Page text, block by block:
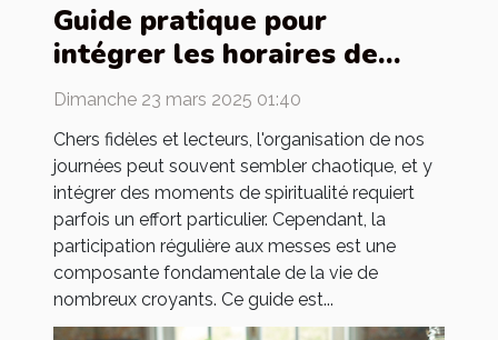
Guide pratique pour
intégrer les horaires de
messes dans votre
quotidien
Dimanche 23 mars 2025 01:40
Chers fidèles et lecteurs, l'organisation de nos
journées peut souvent sembler chaotique, et y
intégrer des moments de spiritualité requiert
parfois un effort particulier. Cependant, la
participation régulière aux messes est une
composante fondamentale de la vie de
nombreux croyants. Ce guide est...